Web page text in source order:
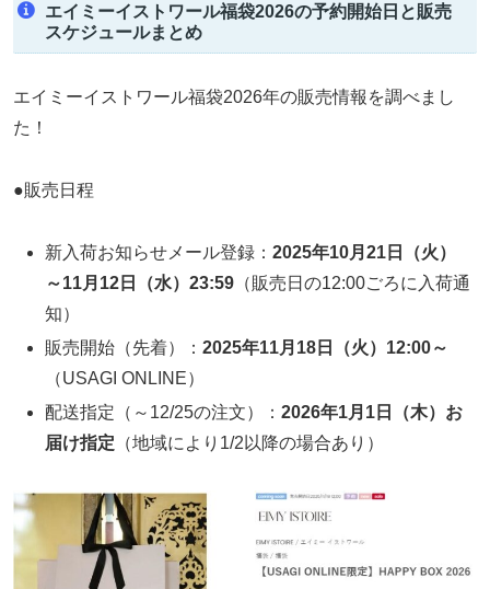
エイミーイストワール福袋2026の予約開始日と販売
スケジュールまとめ
エイミーイストワール福袋2026年の販売情報を調べまし
た！
●販売日程
新入荷お知らせメール登録：2025年10月21日（火）
～11月12日（水）23:59 （販売日の12:00ごろに入荷通
知）
販売開始（先着）：2025年11月18日（火）12:00～
（USAGI ONLINE）
配送指定（～12/25の注文）：2026年1月1日（木）お
届け指定 （地域により1/2以降の場合あり）